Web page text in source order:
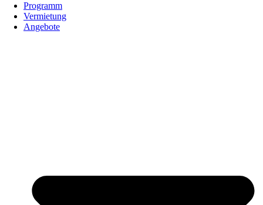
Programm
Vermietung
Angebote